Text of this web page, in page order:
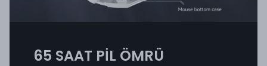
65 SAAT PİL ÖMRÜ